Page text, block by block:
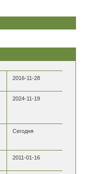
2016-11-28
2024-11-19
Сегодня
2011-01-16